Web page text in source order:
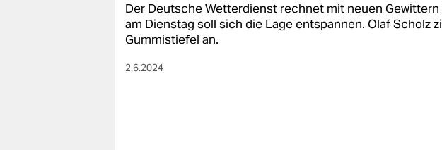
Der Deutsche Wetterdienst rechnet mit neuen Gewittern
am Dienstag soll sich die Lage entspannen. Olaf Scholz
Gummistiefel an.
2.6.2024